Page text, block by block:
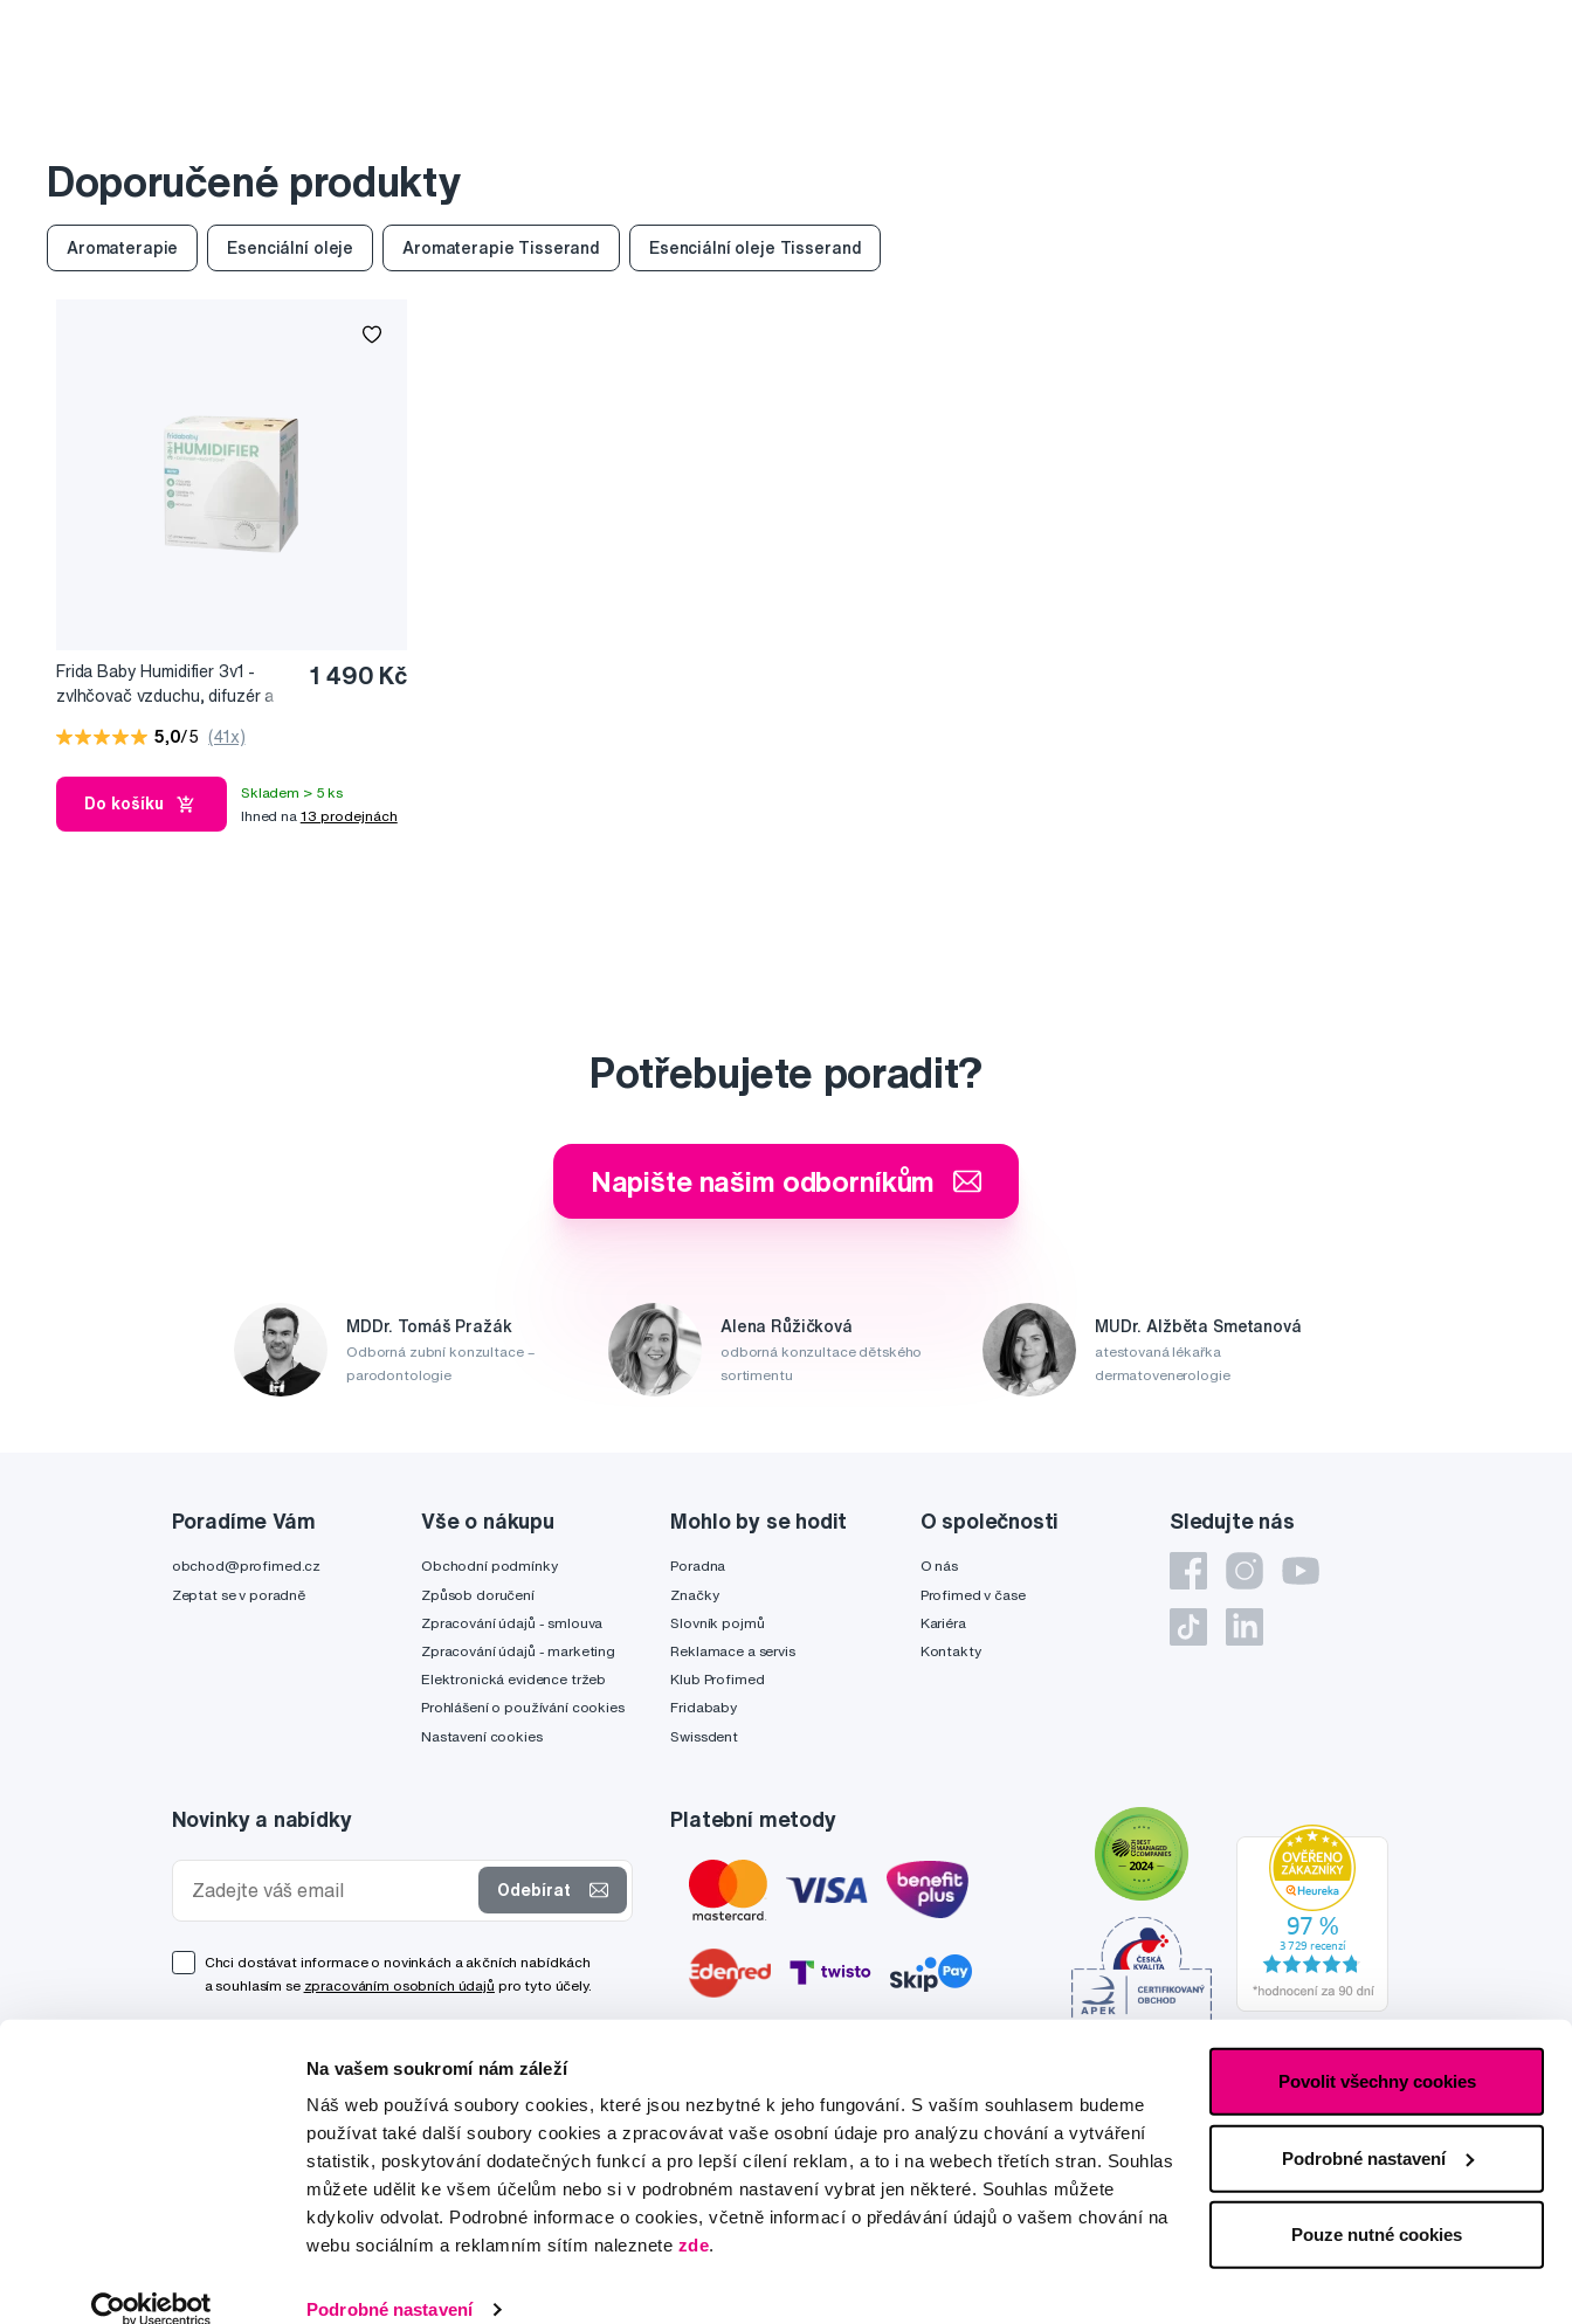
Na vašem soukromí nám záleží
Náš web používá soubory cookies, které jsou nezbytné k jeho fungování. S vaším souhlasem budeme
používat také další soubory cookies a zpracovávat vaše osobní údaje pro analýzu chování a vytváření
statistik, poskytování dodatečných funkcí a pro lepší cílení reklam, a to i na webech třetích stran. Souhlas
můžete udělit ke všem účelům nebo si v podrobném nastavení vybrat jen některé. Souhlas můžete
kdykoliv odvolat. Podrobné informace o cookies, včetně informací o předávání údajů o vašem chování na
webu sociálním a reklamním sítím naleznete zde.
Podrobné nastavení
Povolit všechny cookies
Podrobné nastavení
Pouze nutné cookies
Doporučené produkty
Aromaterapie Esenciální oleje Aromaterapie Tisserand Esenciální oleje Tisserand
Frida Baby Humidifier 3v1 -
zvlhčovač vzduchu, difuzér a
1 490 Kč
5,0/5 (41x)
Do košíku
Skladem > 5 ks
Ihned na 13 prodejnách
Potřebujete poradit?
Napište našim odborníkům
MDDr. Tomáš Pražák
Odborná zubní konzultace –
parodontologie
Alena Růžičková
odborná konzultace dětského
sortimentu
MUDr. Alžběta Smetanová
atestovaná lékařka
dermatovenerologie
Sledujte nás
Poradíme Vám
obchod@profimed.cz
Zeptat se v poradně
Vše o nákupu
Obchodní podmínky
Způsob doručení
Zpracování údajů - smlouva
Zpracování údajů - marketing
Elektronická evidence tržeb
Prohlášení o používání cookies
Nastavení cookies
Mohlo by se hodit
Poradna
Značky
Slovník pojmů
Reklamace a servis
Klub Profimed
Fridababy
Swissdent
O společnosti
O nás
Profimed v čase
Kariéra
Kontakty
Novinky a nabídky
Odebírat
Chci dostávat informace o novinkách a akčních nabídkách
a souhlasím se zpracováním osobních údajů pro tyto účely.
Platební metody
Tato stránka je chráněna službou reCAPTCHA a platí zde